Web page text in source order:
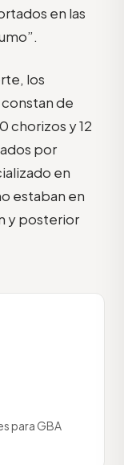
en las
los
de
chorizos y 12
por
en
estaban en
y posterior
para GBA